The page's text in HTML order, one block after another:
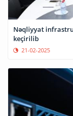
Nəqliyyat
keçirilib
21-02-2025